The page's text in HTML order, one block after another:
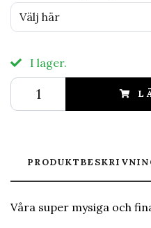
Välj här
I lager.
Våra super mysiga och